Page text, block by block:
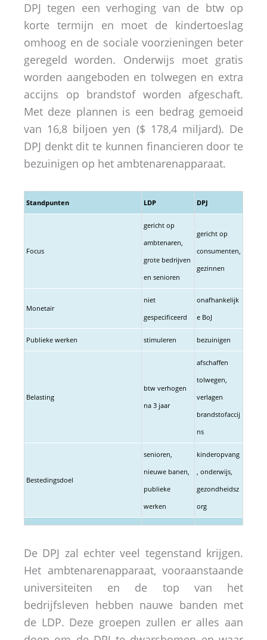
DPJ tegen een verhoging van de btw op
korte termijn en moet de kindertoeslag
omhoog en de sociale voorzieningen beter
geregeld worden. Onderwijs moet gratis
worden aangeboden en tolwegen en extra
accijns op brandstof worden afgeschaft.
Met deze plannen is een bedrag gemoeid
van 16,8 biljoen yen ($ 178,4 miljard). De
DPJ denkt dit te kunnen financieren door te
bezuinigen op het ambtenarenapparaat.
Standpunten LDP DPJ
Focus
gericht op
ambtenaren,
grote bedrijven
en senioren
gericht op
consumenten,
gezinnen
Monetair
niet
gespecificeerd
onafhankelijk
e BoJ
Publieke werken stimuleren bezuinigen
Belasting
btw verhogen
na 3 jaar
afschaffen
tolwegen,
verlagen
brandstofaccij
ns
Bestedingsdoel
senioren,
nieuwe banen,
publieke
werken
kinderopvang
, onderwijs,
gezondheidsz
org
De DPJ zal echter veel tegenstand krijgen.
Het ambtenarenapparaat, vooraanstaande
universiteiten en de top van het
bedrijfsleven hebben nauwe banden met
de LDP. Deze groepen zullen er alles aan